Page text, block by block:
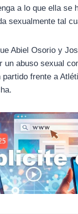
a lo que ella se
sexualmente tal
Abiel Osorio y
abuso sexual
frente a